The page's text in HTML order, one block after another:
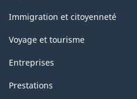
sujets
Immigration et citoyenneté
Voyage et tourisme
Entreprises
Prestations